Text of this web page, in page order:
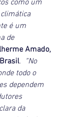
é um
de
Amado,
.
“No
todo o
dependem
da